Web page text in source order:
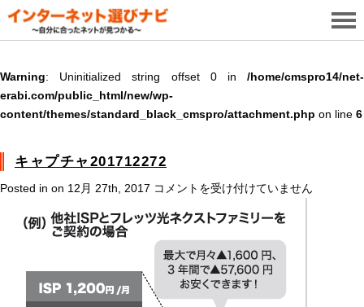
Warning: Uninitialized string offset 0 in /home/cmspro14/net-
erabi.com/public_html/new/wp-
content/themes/standard_black_cmspro/attachment.php on line 6
キャプチャ201712272
Posted in on 12月 27th, 2017 キ
プ
チ
ャ
201712272
は
コメントを受け付けていません